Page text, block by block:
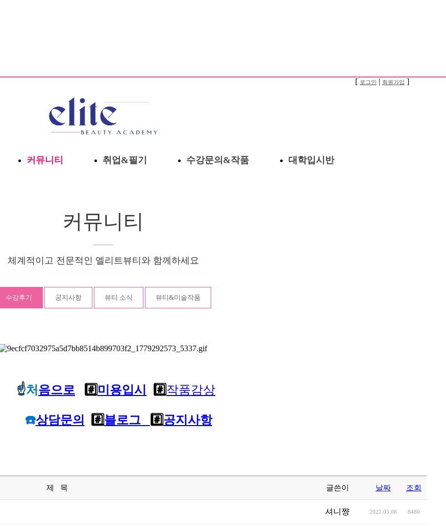
[ 로그인 | 회원가입 ]
커뮤니티 취업&필기 수강문의&작품 대학입시반
공지사항
뷰티 소식
뷰티&미술작품
개설안내
커뮤니티
체계적이고 전문적인 엘리트뷰티와 함께하세요
수강후기 공지사항 뷰티 소식 뷰티&미술작품
☝️처 음으로 #️⃣미용입시 #️⃣작품감상
☎️상담문의 #️⃣블로그 #️⃣공지사항
제 목 글쓴이 날짜 조회
셔니쨩 2022.05.06 8480